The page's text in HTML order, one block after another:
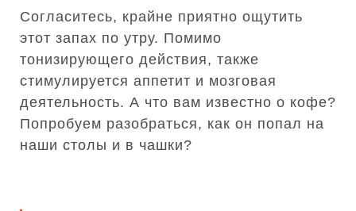
Согласитесь, крайне приятно ощутить
этот запах по утру. Помимо
тонизирующего действия, также
стимулируется аппетит и мозговая
деятельность. А что вам известно о кофе?
Попробуем разобраться, как он попал на
наши столы и в чашки?